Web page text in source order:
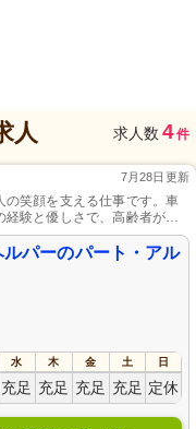
人 求人数 4件
7月28日更新
の笑顔を支える仕事です。車
験と優しさで、高齢者が心
う。熱意を持ってご応募いた
パーのパート・アル
水 木 金 土 日
充足 充足 充足 充足 定休